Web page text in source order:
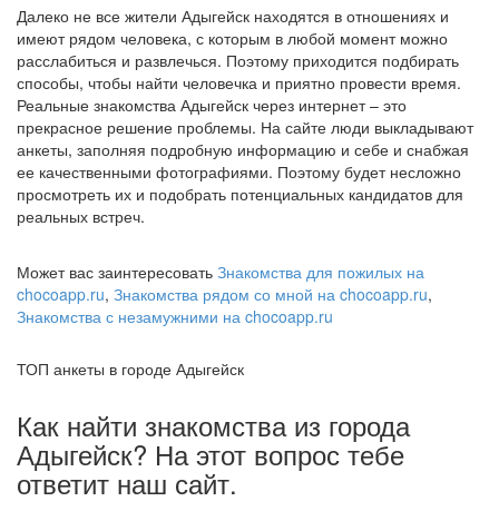
Далеко не все жители Адыгейск находятся в отношениях и
имеют рядом человека, с которым в любой момент можно
расслабиться и развлечься. Поэтому приходится подбирать
способы, чтобы найти человечка и приятно провести время.
Реальные знакомства Адыгейск через интернет – это
прекрасное решение проблемы. На сайте люди выкладывают
анкеты, заполняя подробную информацию и себе и снабжая
ее качественными фотографиями. Поэтому будет несложно
просмотреть их и подобрать потенциальных кандидатов для
реальных встреч.
Может вас заинтересовать Знакомства для пожилых на
chocoapp.ru, Знакомства рядом со мной на chocoapp.ru,
Знакомства с незамужними на chocoapp.ru
ТОП анкеты в городе Адыгейск
Как найти знакомства из города
Адыгейск? На этот вопрос тебе
ответит наш сайт.